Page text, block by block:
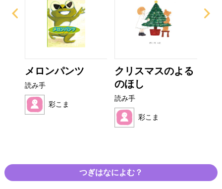
メロンパンツ
読み手
彩こま
クリスマスのよる
のほし
読み手
彩こま
つぎはなによむ？